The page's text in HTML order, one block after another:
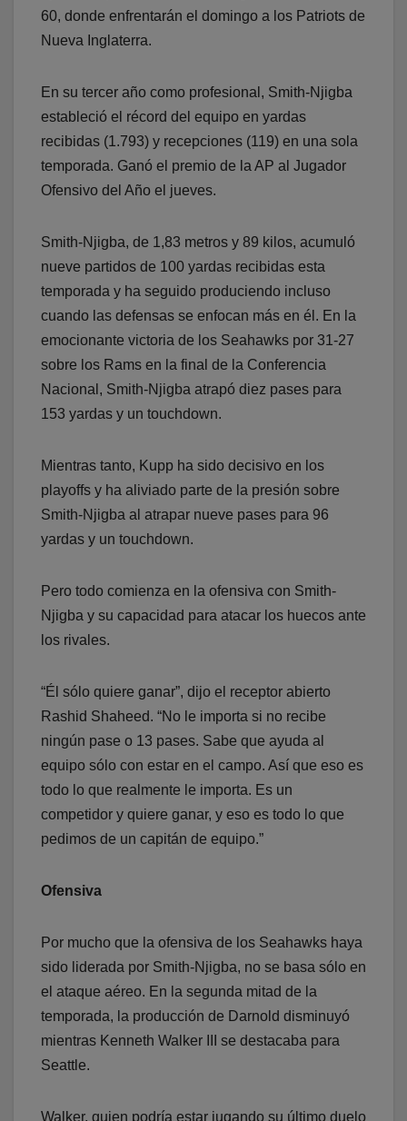
60, donde enfrentarán el domingo a los Patriots de
Nueva Inglaterra.
En su tercer año como profesional, Smith-Njigba
estableció el récord del equipo en yardas
recibidas (1.793) y recepciones (119) en una sola
temporada. Ganó el premio de la AP al Jugador
Ofensivo del Año el jueves.
Smith-Njigba, de 1,83 metros y 89 kilos, acumuló
nueve partidos de 100 yardas recibidas esta
temporada y ha seguido produciendo incluso
cuando las defensas se enfocan más en él. En la
emocionante victoria de los Seahawks por 31-27
sobre los Rams en la final de la Conferencia
Nacional, Smith-Njigba atrapó diez pases para
153 yardas y un touchdown.
Mientras tanto, Kupp ha sido decisivo en los
playoffs y ha aliviado parte de la presión sobre
Smith-Njigba al atrapar nueve pases para 96
yardas y un touchdown.
Pero todo comienza en la ofensiva con Smith-
Njigba y su capacidad para atacar los huecos ante
los rivales.
“Él sólo quiere ganar”, dijo el receptor abierto
Rashid Shaheed. “No le importa si no recibe
ningún pase o 13 pases. Sabe que ayuda al
equipo sólo con estar en el campo. Así que eso es
todo lo que realmente le importa. Es un
competidor y quiere ganar, y eso es todo lo que
pedimos de un capitán de equipo.”
Ofensiva
Por mucho que la ofensiva de los Seahawks haya
sido liderada por Smith-Njigba, no se basa sólo en
el ataque aéreo. En la segunda mitad de la
temporada, la producción de Darnold disminuyó
mientras Kenneth Walker III se destacaba para
Seattle.
Walker, quien podría estar jugando su último duelo